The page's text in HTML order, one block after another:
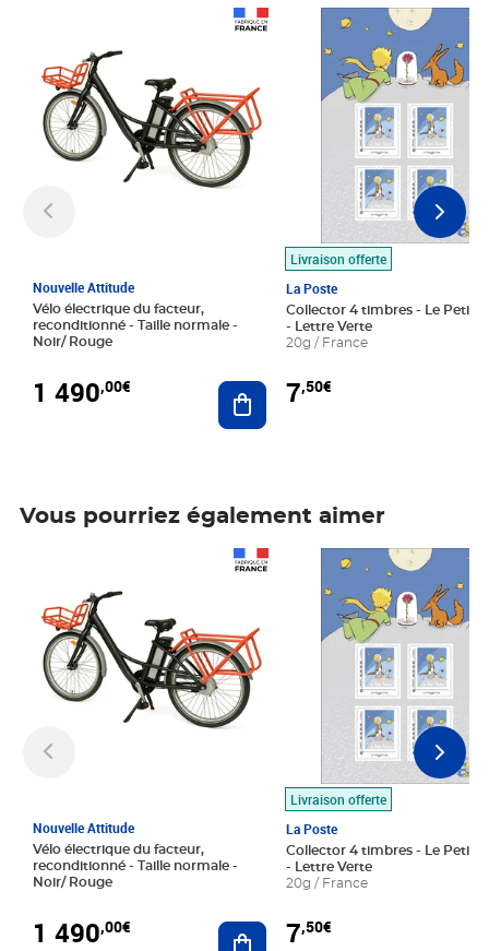
Nouvelle Attitude
Vélo électrique du facteur,
reconditionné - Taille normale -
Noir/ Rouge
1 490,00€ Ajouter au panier
Livraison offerte
La Poste
Collector 4 timbres - Le Petit
- Lettre Verte
20g / France
7,50€
Prix 7,50€
Vous pourriez également aimer
Nouvelle Attitude
Vélo électrique du facteur,
reconditionné - Taille normale -
Noir/ Rouge
1 490,00€ Ajouter au panier
Livraison offerte
La Poste
Collector 4 timbres - Le Petit
- Lettre Verte
20g / France
7,50€
Prix 7,50€